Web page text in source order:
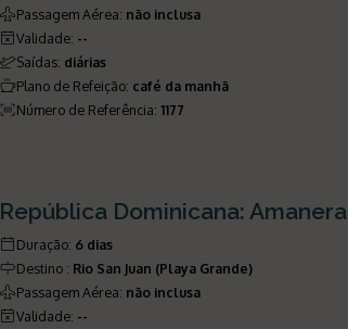
Passagem Aérea: não inclusa
Validade: --
Saídas: diárias
Plano de Refeição: café da manhã
Número de Referência:1177
República Dominicana: Amanera
Duração: 6 dias
Destino : Rio San Juan (Playa Grande)
Passagem Aérea: não inclusa
Validade: --